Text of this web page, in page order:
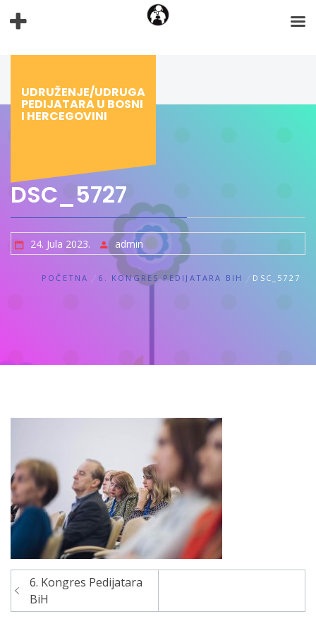
na
UDRUŽENJE/UDRUGA
PEDIJATARA U BOSNI
I HERCEGOVINI
DSC_5727
24. Jula 2023. admin
POČETNA 6. KONGRES PEDIJATARA BIH DSC_5727
Navigacija
članaka
6. Kongres Pedijatara
BiH